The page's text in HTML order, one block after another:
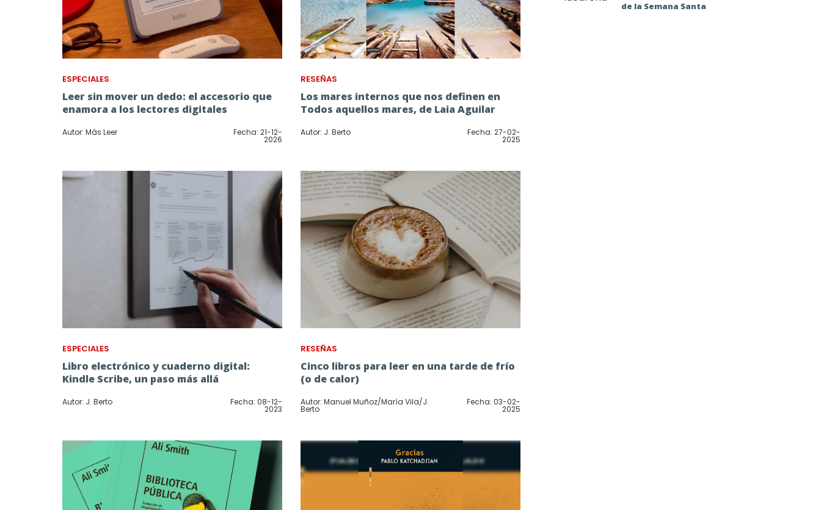
ESPECIALES
Leer sin mover un dedo: el accesorio que
enamora a los lectores digitales
Autor: Más Leer Fecha: 21-12-
2026
RESEÑAS
Los mares internos que nos definen en
Todos aquellos mares, de Laia Aguilar
Autor: J. Berto Fecha: 27-02-
2025
ESPECIALES
Libro electrónico y cuaderno digital:
Kindle Scribe, un paso más allá
Autor: J. Berto Fecha: 08-12-
2023
RESEÑAS
Cinco libros para leer en una tarde de frío
(o de calor)
Autor: Manuel Muñoz/María Vila/J.
Berto
Fecha: 03-02-
2025
de la Semana Santa